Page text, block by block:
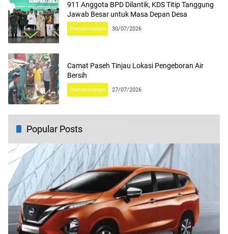
911 Anggota BPD Dilantik, KDS Titip Tanggung
Jawab Besar untuk Masa Depan Desa
Pemerintahan 30/07/2026
Camat Paseh Tinjau Lokasi Pengeboran Air
Bersih
Pemerintahan 27/07/2026
Popular Posts